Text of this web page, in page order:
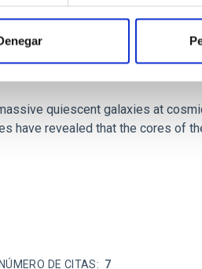
quiescent galaxies at
quiescent galaxies at
have revealed that the cores of
DE CITAS 7